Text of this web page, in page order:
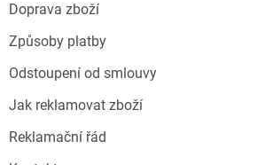
Doprava zboží
Způsoby platby
Odstoupení od smlouvy
Jak reklamovat zboží
Reklamační řád